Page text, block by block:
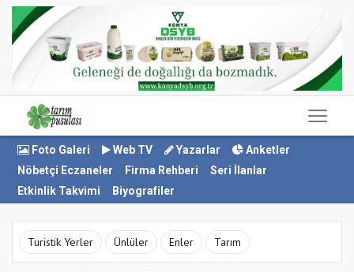
Foto Galeri Web TV Yazarlar
Anketler
Nöbetçi Eczaneler
Firma Rehberi
Seri İlanlar
Etkinlik Takvimi
Biyografiler
Turistik Yerler Ünlüler Enler Tarım